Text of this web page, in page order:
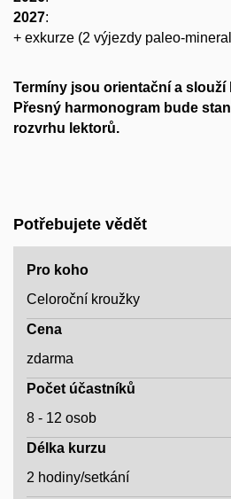
2027:
+ exkurze (2 výjezdy paleo-
Termíny jsou orientační a slouží
Přesný harmonogram bude
rozvrhu lektorů.
Potřebujete vědět
Pro koho
Celoroční kroužky
Cena
zdarma
Počet účastníků
8 - 12 osob
Délka kurzu
2 hodiny/setkání